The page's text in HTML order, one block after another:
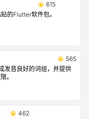
615
的Flutter软件包。
565
发音良好的词组，并提供
。
462